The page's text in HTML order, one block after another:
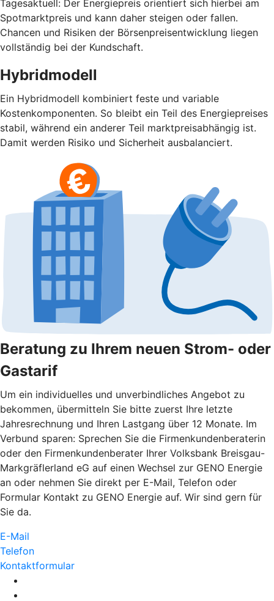
Tagesaktuell: Der Energiepreis orientiert sich hierbei am
Spotmarktpreis und kann daher steigen oder fallen.
Chancen und Risiken der Börsenpreisentwicklung liegen
vollständig bei der Kundschaft.
Hybridmodell
Ein Hybridmodell kombiniert feste und variable
Kostenkomponenten. So bleibt ein Teil des Energiepreises
stabil, während ein anderer Teil marktpreisabhängig ist.
Damit werden Risiko und Sicherheit ausbalanciert.
Beratung zu Ihrem neuen Strom- oder
Gastarif
Um ein individuelles und unverbindliches Angebot zu
bekommen, übermitteln Sie bitte zuerst Ihre letzte
Jahresrechnung und Ihren Lastgang über 12 Monate. Im
Verbund sparen: Sprechen Sie die Firmenkundenberaterin
oder den Firmenkundenberater Ihrer Volksbank Breisgau-
Markgräflerland eG auf einen Wechsel zur GENO Energie
an oder nehmen Sie direkt per E-Mail, Telefon oder
Formular Kontakt zu GENO Energie auf. Wir sind gern für
Sie da.
E-Mail
Telefon
Kontaktformular